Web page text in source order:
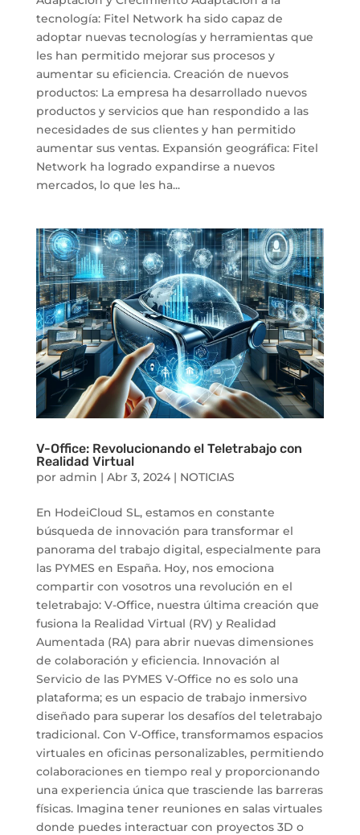
tecnología: Fitel Network ha sido capaz de
adoptar nuevas tecnologías y herramientas que
les han permitido mejorar sus procesos y
aumentar su eficiencia. Creación de nuevos
productos: La empresa ha desarrollado nuevos
productos y servicios que han respondido a las
necesidades de sus clientes y han permitido
aumentar sus ventas. Expansión geográfica: Fitel
Network ha logrado expandirse a nuevos
mercados, lo que les ha...
V-Office: Revolucionando el Teletrabajo con
Realidad Virtual
por admin | Abr 3, 2024| NOTICIAS
En HodeiCloud SL, estamos en constante
búsqueda de innovación para transformar el
panorama del trabajo digital, especialmente para
las PYMES en España. Hoy, nos emociona
compartir con vosotros una revolución en el
teletrabajo: V-Office, nuestra última creación que
fusiona la Realidad Virtual (RV) y Realidad
Aumentada (RA) para abrir nuevas dimensiones
de colaboración y eficiencia. Innovación al
Servicio de las PYMES V-Office no es solo una
plataforma; es un espacio de trabajo inmersivo
diseñado para superar los desafíos del teletrabajo
tradicional. Con V-Office, transformamos espacios
virtuales en oficinas personalizables, permitiendo
colaboraciones en tiempo real y proporcionando
una experiencia única que trasciende las barreras
físicas. Imagina tener reuniones en salas virtuales
donde puedes interactuar con proyectos 3D o